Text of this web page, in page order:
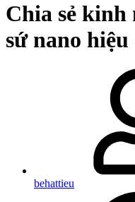
Chia sẻ kinh
sứ nano
behattieu